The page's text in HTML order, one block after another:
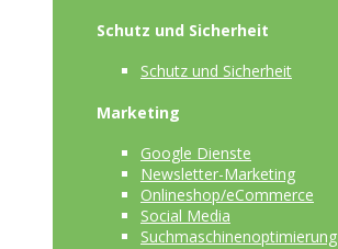
Schutz und Sicherheit
Schutz und Sicherheit
Marketing
Google Dienste
Newsletter-Marketing
Onlineshop/eCommerce
Social Media
Suchmaschinenoptimierung